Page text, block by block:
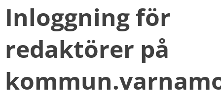
Inloggning för
redaktörer på
(obligatorisk)
kan